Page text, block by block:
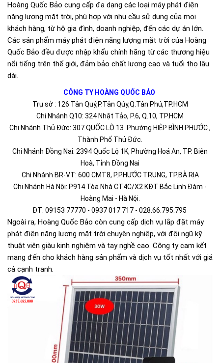
Hoàng Quốc Bảo cung cấp đa dạng các loại máy phát điện
năng lượng mặt trời, phù hợp với nhu cầu sử dụng của mọi
khách hàng, từ hộ gia đình, doanh nghiệp, đến các dự án lớn.
Các sản phẩm máy phát điện năng lượng mặt trời của Hoàng
Quốc Bảo đều được nhập khẩu chính hãng từ các thương hiệu
nổi tiếng trên thế giới, đảm bảo chất lượng cao và tuổi thọ lâu
dài.
CÔNG TY HOÀNG QUỐC BẢO
Trụ sở : 126 Tân Quý,P.Tân Qúy,Q.Tân Phú,TP.HCM
Chi Nhánh Q10: 324 Nhật Tảo, P.6, Q.10, TP.HCM
Chi Nhánh Thủ Đức: 307 QUỐC LỘ 13 Phường HIỆP BÌNH PHƯỚC ,
Thành Phố Thủ Đức.
Chi Nhánh Đồng Nai: 2394 Quốc Lộ 1K, Phường Hoá An, TP. Biên
Hoà, Tỉnh Đồng Nai
Chi Nhánh BR-VT: 600 CMT8, P.PHƯỚC TRUNG, TP.BÀ RỊA
Chi Nhánh Hà Nội: P914 Tòa Nhà CT4C/X2 KĐT Bắc Linh Đàm -
Hoàng Mai - Hà Nội.
ĐT: 09153 77770 - 0937 017 717 - 028.66.795.795
Ngoài ra, Hoàng Quốc Bảo còn cung cấp dịch vụ lắp đặt máy
phát điện năng lượng mặt trời chuyên nghiệp, với đội ngũ kỹ
thuật viên giàu kinh nghiệm và tay nghề cao. Công ty cam kết
mang đến cho khách hàng sản phẩm và dịch vụ tốt nhất với giá
cả cạnh tranh.